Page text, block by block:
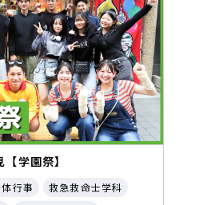
学園祭】
行事
救急救命士学科